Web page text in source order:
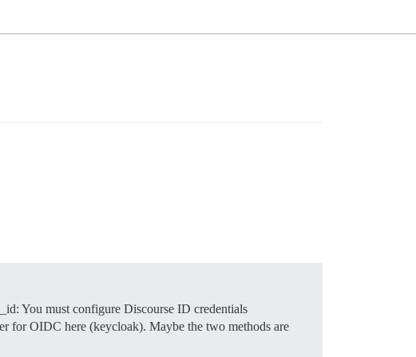
You must configure Discourse ID credentials
for OIDC here (keycloak). Maybe the two methods are